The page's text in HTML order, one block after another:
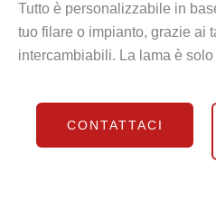
Tutto è personalizzabile in
tuo filare o impianto, grazie ai
intercambiabili. La lama è solo
CONTATTACI